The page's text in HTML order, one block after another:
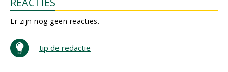
Er zijn nog geen reacties.
tip de redactie